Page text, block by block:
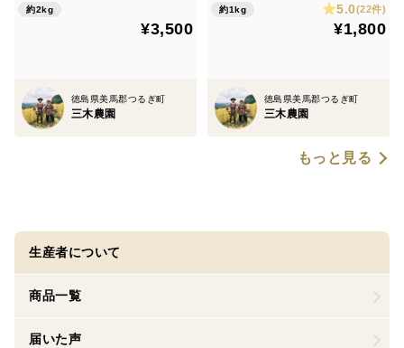
約2kg
¥3,500
徳島県美馬郡つるぎ町
三木農園
約1kg 5.0(22件)
¥1,800
徳島県美馬郡つるぎ町
三木農園
もっと見る
生産者について
商品一覧
届いた声